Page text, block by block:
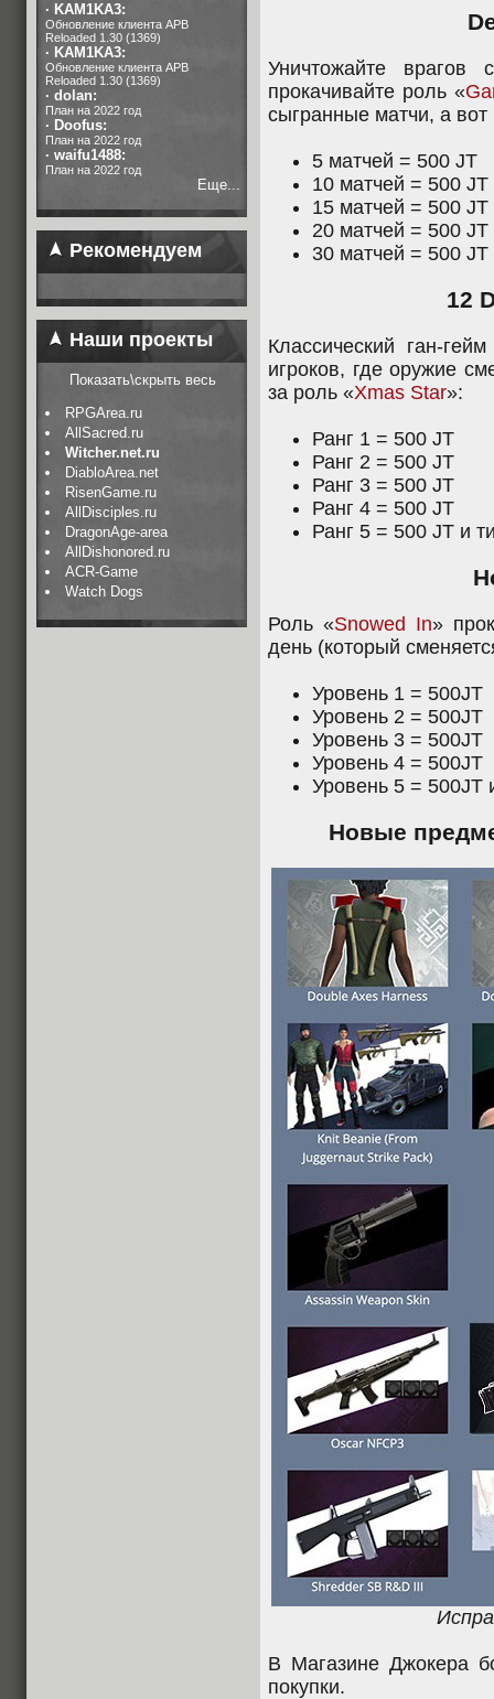
· KAM1KA3:
Обновление клиента APB
Reloaded 1.30 (1369)
· KAM1KA3:
Обновление клиента APB
Reloaded 1.30 (1369)
· dolan:
План на 2022 год
· Doofus:
План на 2022 год
· waifu1488:
План на 2022 год
Еще...
Рекомендуем
Наши проекты
Показать\скрыть весь
RPGArea.ru
AllSacred.ru
Witcher.net.ru
DiabloArea.net
RisenGame.ru
AllDisciples.ru
DragonAge-area
AllDishonored.ru
ACR-Game
Watch Dogs
Уничтожайте
прокачивайте роль «
сыгранные матчи, а вот
5 матчей = 500 JT
10 матчей = 500 JT
15 матчей = 500 JT
20 матчей = 500 JT
30 матчей = 500
12
Классический ган-
игроков, где оружие
за роль «Xmas Star»:
Ранг 1 = 500 JT
Ранг 2 = 500 JT
Ранг 3 = 500 JT
Ранг 4 = 500 JT
Ранг 5 = 500 JT и
Роль «Snowed In»
день (который
Уровень 1 = 500JT
Уровень 2 = 500JT
Уровень 3 = 500JT
Уровень 4 = 500JT
Уровень 5 = 500JT
Новые
В Магазине Джокера
покупки.